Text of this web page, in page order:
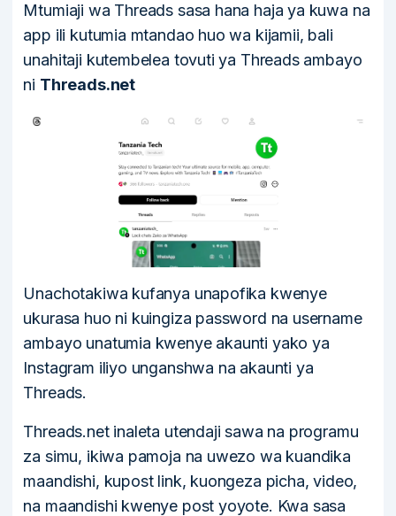
Mtumiaji wa Threads sasa hana haja ya kuwa na
app ili kutumia mtandao huo wa kijamii, bali
unahitaji kutembelea tovuti ya Threads ambayo
ni Threads.net
Unachotakiwa kufanya unapofika kwenye
ukurasa huo ni kuingiza password na username
ambayo unatumia kwenye akaunti yako ya
Instagram iliyo unganshwa na akaunti ya
Threads.
Threads.net inaleta utendaji sawa na programu
za simu, ikiwa pamoja na uwezo wa kuandika
maandishi, kupost link, kuongeza picha, video,
na maandishi kwenye post yoyote. Kwa sasa